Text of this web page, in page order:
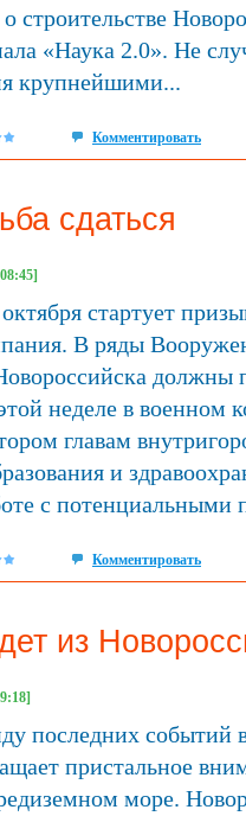
строительстве
«Наука 2.0». Не
крупнейшими...
Комментировать
сдаться
стартует
В ряды
должны
неделе в военном
главам
и
с
Комментировать
из
последних событий
пристальное
море.